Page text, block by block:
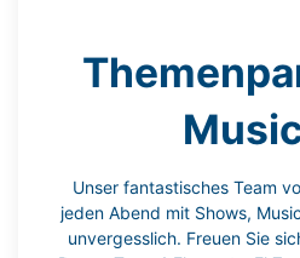
Unser fantastisches Team
jeden Abend mit Shows,
unvergesslich. Freuen Sie